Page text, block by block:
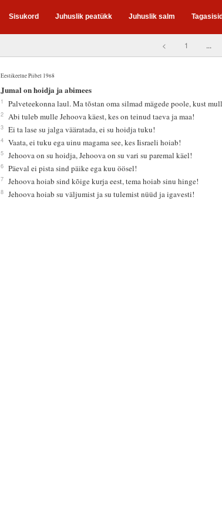
Sisukord Juhuslik peatükk Juhuslik salm
< 1 ...
Eestikeelne Piibel 1968
Jumal on hoidja ja abimees
1 Palveteekonna laul. Ma tõstan oma silmad mägede poole, kust
2 Abi tuleb mulle Jehoova käest, kes on teinud taeva ja maa!
3 Ei ta lase su jalga vääratada, ei su hoidja tuku!
4 Vaata, ei tuku ega uinu magama see, kes Iisraeli hoiab!
5 Jehoova on su hoidja, Jehoova on su vari su paremal käel!
6 Päeval ei pista sind päike ega kuu öösel!
7 Jehoova hoiab sind kõige kurja eest, tema hoiab sinu hinge!
8 Jehoova hoiab su väljumist ja su tulemist nüüd ja igavesti!